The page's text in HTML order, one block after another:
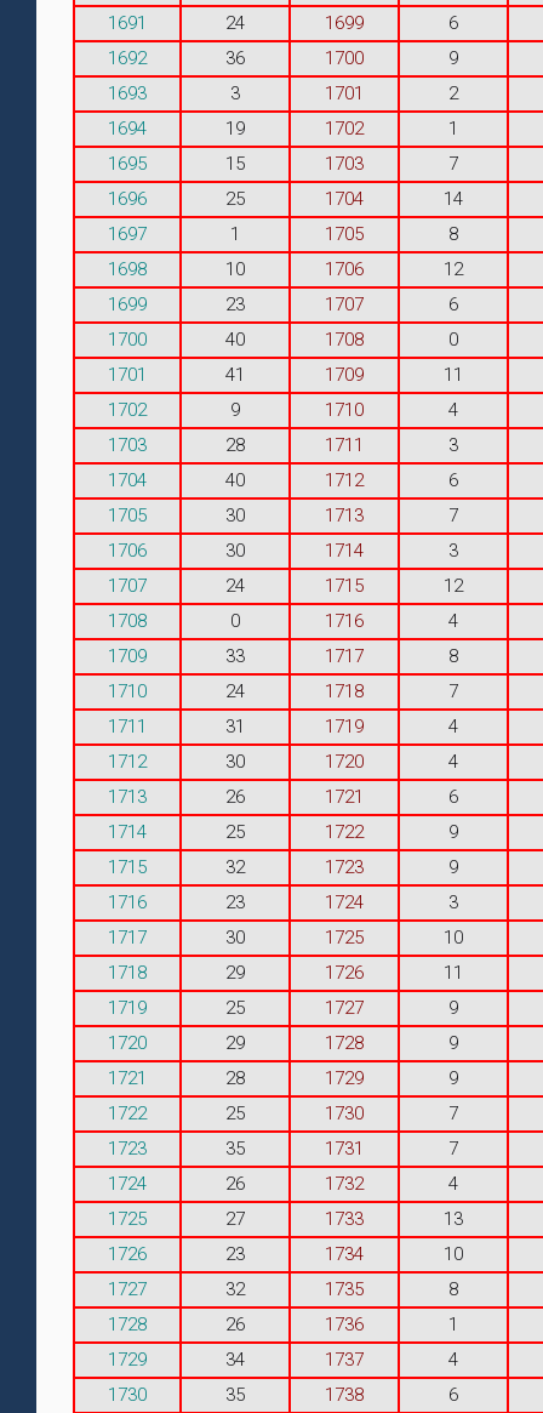
1691
24 1699
6
1692
36 1700
9
1693
3 1701
2
1694
19 1702
1
1695
15 1703
7
1696
25 1704
14
1697
1 1705
8
1698
10 1706
12
1699
23 1707
6
1700
40 1708
0
1701
41 1709
11
1702
9 1710
4
1703
28 1711
3
1704
40 1712
6
1705
30 1713
7
1706
30 1714
3
1707
24 1715
12
1708
0 1716
4
1709
33 1717
8
1710
24 1718
7
1711
31 1719
4
1712
30 1720
4
1713
26 1721
6
1714
25 1722
9
1715
32 1723
9
1716
23 1724
3
1717
30 1725
10
1718
29 1726
11
1719
25 1727
9
1720
29 1728
9
1721
28 1729
9
1722
25 1730
7
1723
35 1731
7
1724
26 1732
4
1725
27 1733
13
1726
23 1734
10
1727
32 1735
8
1728
26 1736
1
1729
34 1737
4
1730
35 1738
6